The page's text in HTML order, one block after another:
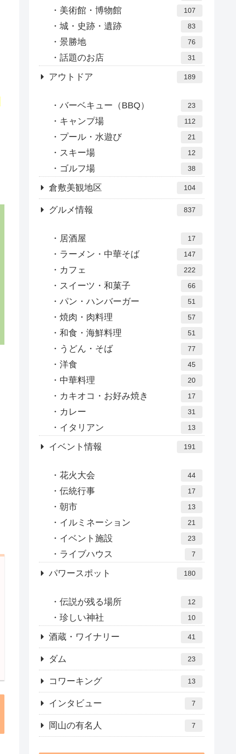
美術館・博物館 107
城・史跡・遺跡 83
景勝地 76
話題のお店 31
アウトドア 189
バーベキュー（BBQ） 23
キャンプ場 112
プール・水遊び 21
スキー場 12
ゴルフ場 38
倉敷美観地区 104
グルメ情報 837
居酒屋 17
ラーメン・中華そば 147
カフェ 222
スイーツ・和菓子 66
パン・ハンバーガー 51
焼肉・肉料理 57
和食・海鮮料理 51
うどん・そば 77
洋食 45
中華料理 20
カキオコ・お好み焼き 17
カレー 31
イタリアン 13
イベント情報 191
花火大会 44
伝統行事 17
朝市 13
イルミネーション 21
イベント施設 23
ライブハウス 7
パワースポット 180
伝説が残る場所 12
珍しい神社 10
酒蔵・ワイナリー 41
ダム 23
コワーキング 13
インタビュー 7
岡山の有名人 7